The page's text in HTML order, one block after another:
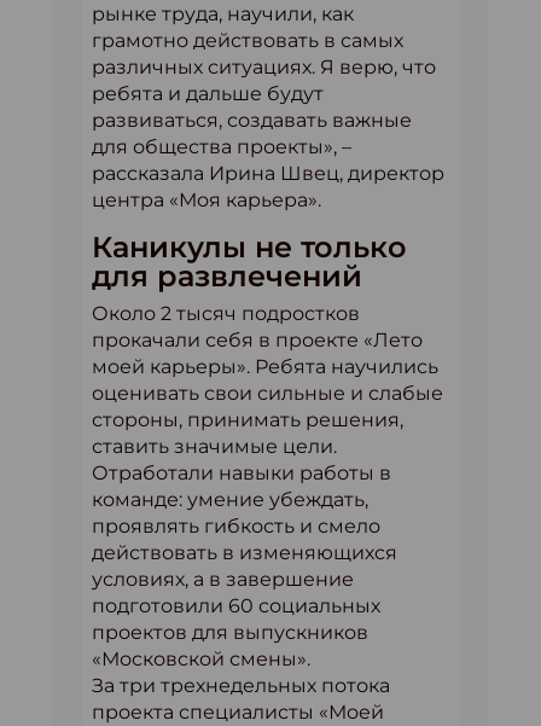
рынке труда, научили, как
грамотно действовать в самых
различных ситуациях. Я верю, что
ребята и дальше будут
развиваться, создавать важные
для общества проекты», –
рассказала Ирина Швец, директор
центра «Моя карьера».
Каникулы не только
для развлечений
Около 2 тысяч подростков
прокачали себя в проекте «Лето
моей карьеры». Ребята научились
оценивать свои сильные и слабые
стороны, принимать решения,
ставить значимые цели.
Отработали навыки работы в
команде: умение убеждать,
проявлять гибкость и смело
действовать в изменяющихся
условиях, а в завершение
подготовили 60 социальных
проектов для выпускников
«Московской смены».
За три трехнедельных потока
проекта специалисты «Моей